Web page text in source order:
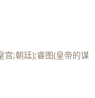
宫;朝廷);睿图(皇帝的谋